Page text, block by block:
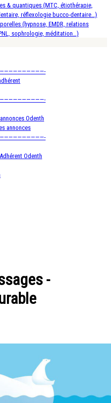
& quantiques (MTC, étiothérapie,
réflexologie bucco-dentaire…)
(hypnose, EMDR, relations
sophrologie, méditation…)
Odenth
annonces
Odenth
-